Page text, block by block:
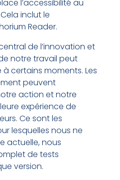
l’accessibilité au
inclut le
Reader.
de l’innovation et
notre travail peut
certains moments. Les
peuvent
action et notre
expérience de
Ce sont les
lesquelles nous ne
actuelle, nous
de tests
version.